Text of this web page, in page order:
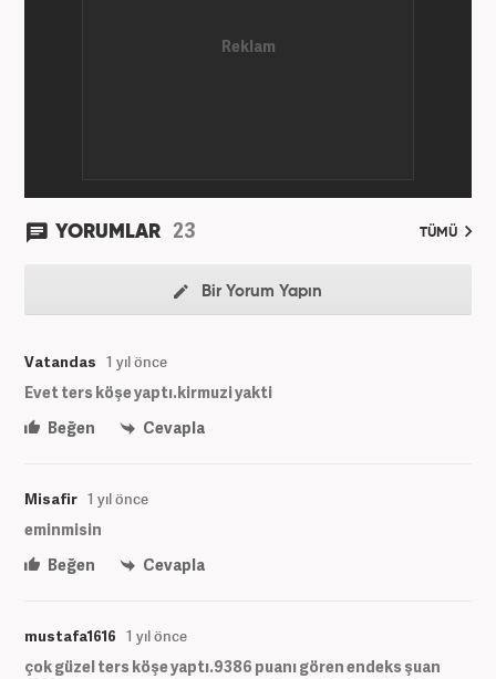
YORUMLAR 23 TÜMÜ
Bir Yorum Yapın
Vatandas 1 yıl önce
Evet ters köşe yaptı.kirmuzi yakti
Beğen
Cevapla
Misafir 1 yıl önce
eminmisin
Beğen
Cevapla
mustafa1616 1 yıl önce
çok güzel ters köşe yaptı.9386 puanı gören endeks şuan